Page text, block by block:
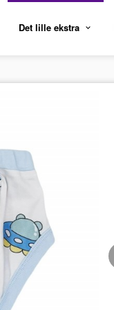
Det lille ekstra